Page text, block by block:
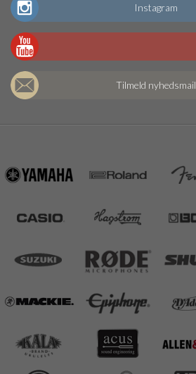
Instagram
Tilmeld nyhedsmail